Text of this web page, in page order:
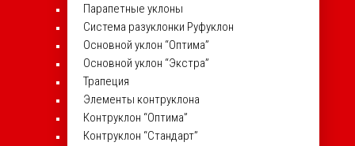
Парапетные уклоны
Система разуклонки Руфуклон
Основной уклон “Оптима”
Основной уклон “Экстра”
Трапеция
Элементы контруклона
Контруклон “Оптима”
Контруклон “Стандарт”